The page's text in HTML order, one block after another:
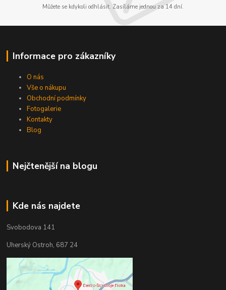
Můžete se kdykoli odhlásit. Zasíláme jednou za 14 dní.
Informace pro zákazníky
O nás
Vše o nákupu
Obchodní podmínky
Fotogalerie
Kontakty
Blog
Nejčtenější na blogu
Kde nás najdete
Svobodova 141
Uherský Ostroh, 687 24